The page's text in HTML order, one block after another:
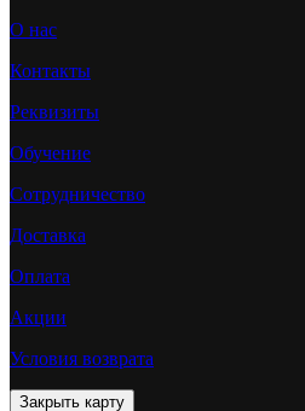
О нас
Контакты
Реквизиты
Обучение
Сотрудничество
Доставка
Оплата
Акции
Условия возврата